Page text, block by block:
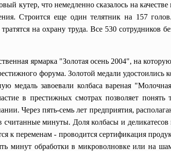
кутер, что немедленно сказалось на
Строится еще один телятник на 157
на охрану труда. Все 530 сотрудников
ярмарка "Золотая осень 2004", на
форума. Золотой медали удостоились
медаль завоевали колбаса вареная
в престижных смотрах позволяет понять
Через пять-семь лет предприятия,
минуты. Доля колбасы и деликатесов
к переменам - проводится сертификация
минут обработки в микроволновке или на